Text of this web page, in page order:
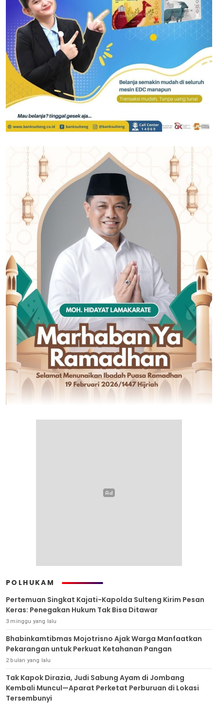
POLHUKAM
Pertemuan Singkat Kajati-Kapolda Sulteng Kirim Pesan
Keras: Penegakan Hukum Tak Bisa Ditawar
3 minggu yang lalu
Bhabinkamtibmas Mojotrisno Ajak Warga Manfaatkan
Pekarangan untuk Perkuat Ketahanan Pangan
2 bulan yang lalu
Tak Kapok Dirazia, Judi Sabung Ayam di Jombang
Kembali Muncul—Aparat Perketat Perburuan di Lokasi
Tersembunyi